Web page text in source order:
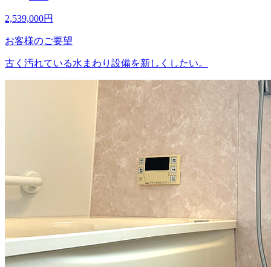
2,539,000円
お客様のご要望
古く汚れている水まわり設備を新しくしたい。